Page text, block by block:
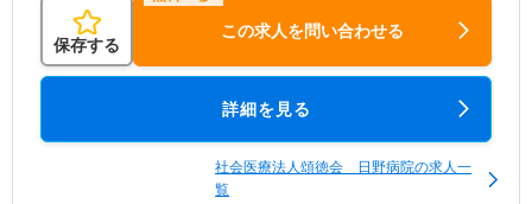
保存する
この求人を問い合わせる
詳細を見る
社会医療法人頌徳会 日野病院の求人一
覧